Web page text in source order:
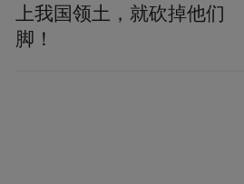
上我国领土，就砍掉他们
脚！